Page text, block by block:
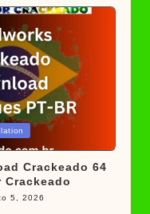
Crackeado 64
5, 2026